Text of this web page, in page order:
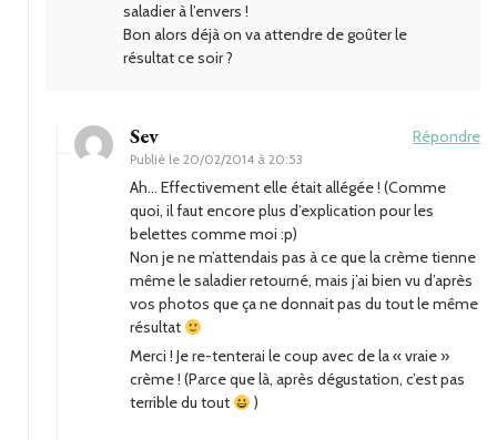
saladier à l’envers !
Bon alors déjà on va attendre de goûter le
résultat ce soir ?
Sev
Publié le 20/02/2014 à 20:53
Répondre
Ah… Effectivement elle était allégée ! (Comme
quoi, il faut encore plus d’explication pour les
belettes comme moi :p)
Non je ne m’attendais pas à ce que la crème tienne
même le saladier retourné, mais j’ai bien vu d’après
vos photos que ça ne donnait pas du tout le même
résultat
Merci ! Je re-tenterai le coup avec de la « vraie »
crème ! (Parce que là, après dégustation, c’est pas
terrible du tout
)